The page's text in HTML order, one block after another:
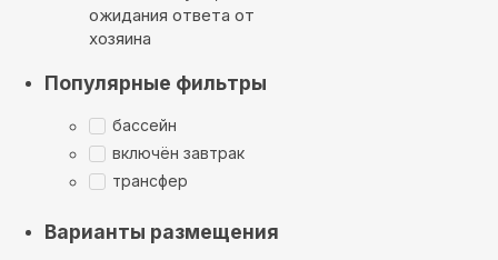
ожидания ответа от
хозяина
Популярные фильтры
бассейн
включён завтрак
трансфер
Варианты размещения